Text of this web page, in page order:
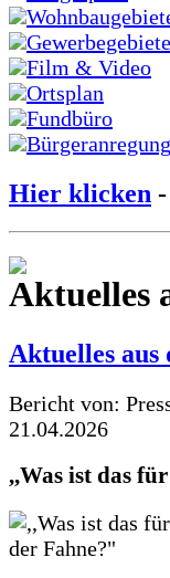
Gewerbegebiete
Film & Video
Ortsplan
Fundbüro
Hier klicken
Aktuelles
Aktuelles
Bericht von:
21.04.2026
,,Was ist das